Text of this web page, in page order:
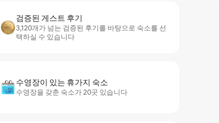
검증된 게스트 후기
3,120개가 넘는 검증된 후기를 바탕으로 숙소를 선
택하실 수 있습니다
수영장이 있는 휴가지 숙소
수영장을 갖춘 숙소가 20곳 있습니다